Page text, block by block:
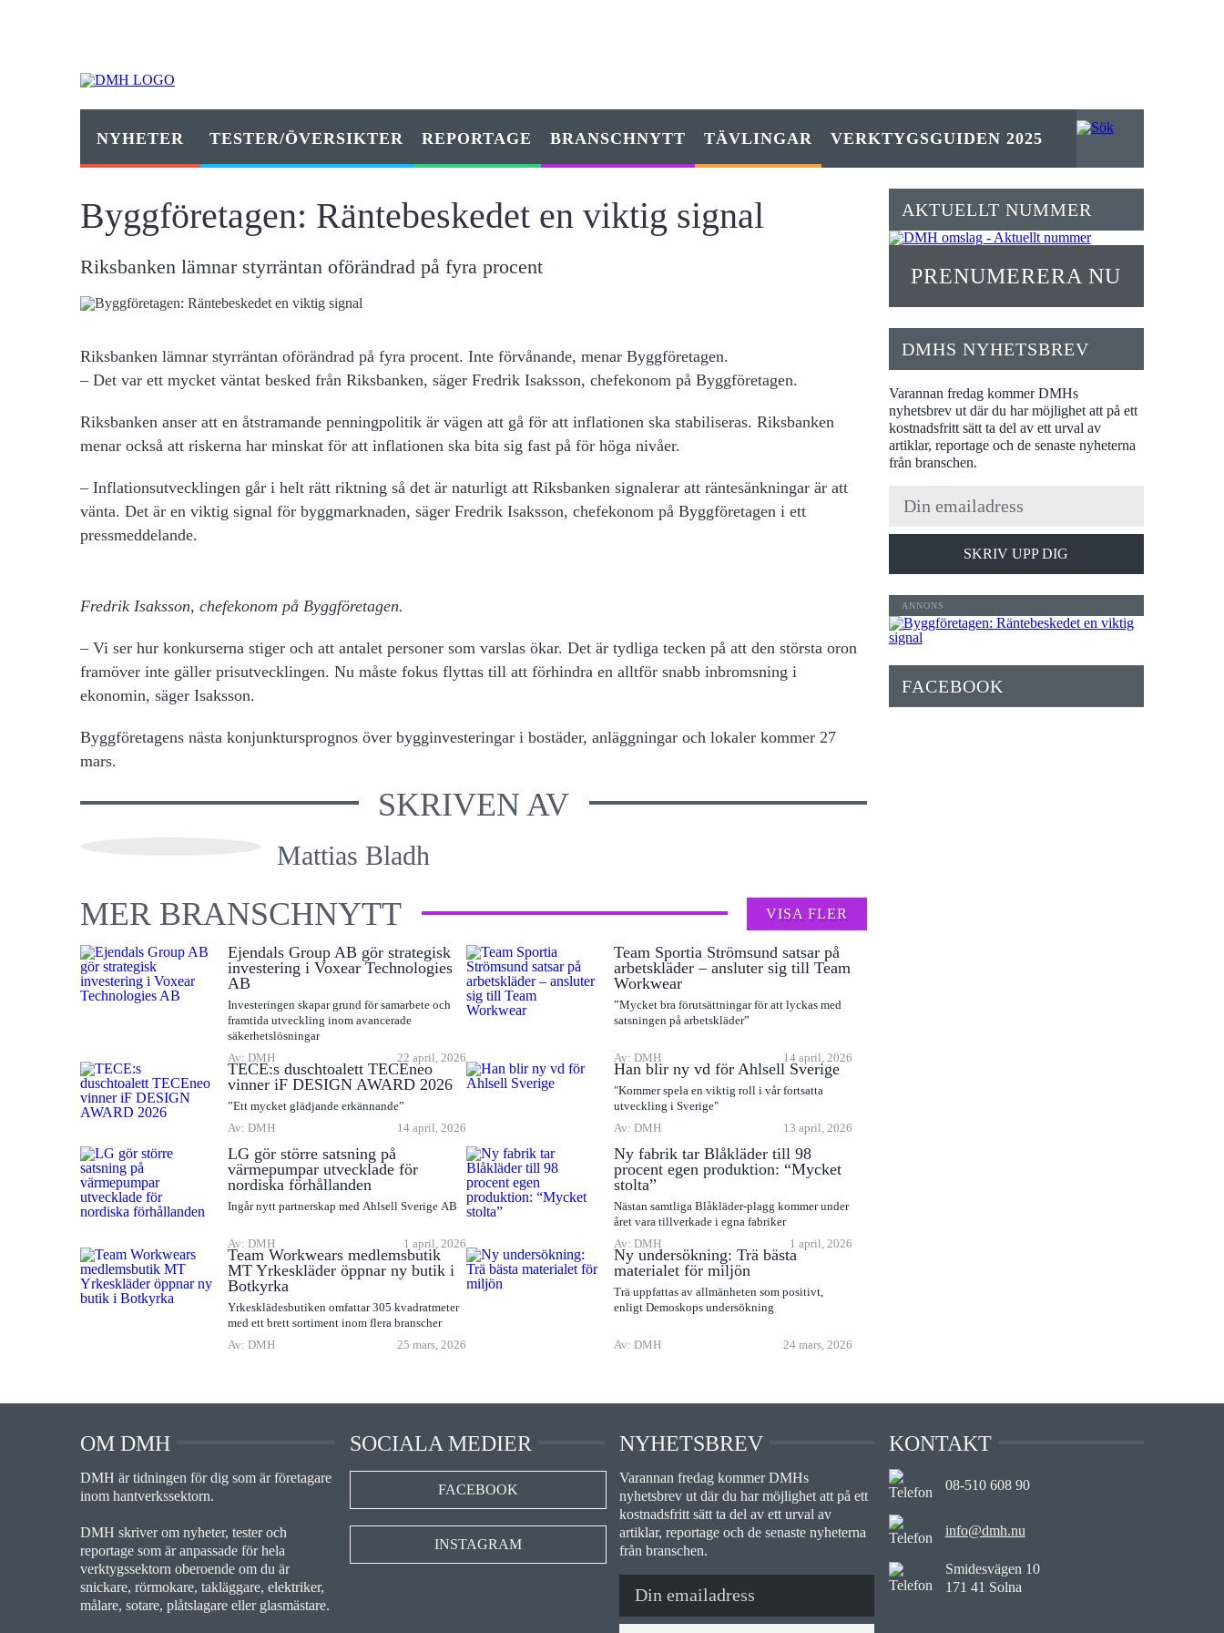
NYHETER TESTER/ÖVERSIKTER REPORTAGE BRANSCHNYTT TÄVLINGAR VERKTYGSGUIDEN 2025
Byggföretagen: Räntebeskedet en viktig signal
Riksbanken lämnar styrräntan oförändrad på fyra procent
Riksbanken lämnar styrräntan oförändrad på fyra procent. Inte förvånande, menar Byggföretagen.
– Det var ett mycket väntat besked från Riksbanken, säger Fredrik Isaksson, chefekonom på Byggföretagen.
Riksbanken anser att en åtstramande penningpolitik är vägen att gå för att inflationen ska stabiliseras. Riksbanken
menar också att riskerna har minskat för att inflationen ska bita sig fast på för höga nivåer.
– Inflationsutvecklingen går i helt rätt riktning så det är naturligt att Riksbanken signalerar att räntesänkningar är att
vänta. Det är en viktig signal för byggmarknaden, säger Fredrik Isaksson, chefekonom på Byggföretagen i ett
pressmeddelande.
Fredrik Isaksson, chefekonom på Byggföretagen.
– Vi ser hur konkurserna stiger och att antalet personer som varslas ökar. Det är tydliga tecken på att den största oron
framöver inte gäller prisutvecklingen. Nu måste fokus flyttas till att förhindra en alltför snabb inbromsning i
ekonomin, säger Isaksson.
Byggföretagens nästa konjunktursprognos över bygginvesteringar i bostäder, anläggningar och lokaler kommer 27
mars.
SKRIVEN AV
Mattias Bladh
MER BRANSCHNYTT VISA FLER
Ejendals Group AB gör strategisk
investering i Voxear Technologies
AB
Investeringen skapar grund för samarbete och
framtida utveckling inom avancerade
säkerhetslösningar
Av: DMH
22 april, 2026
Team Sportia Strömsund satsar på
arbetskläder – ansluter sig till Team
Workwear
”Mycket bra förutsättningar för att lyckas med
satsningen på arbetskläder”
Av: DMH 14 april, 2026
TECE:s duschtoalett TECEneo
vinner iF DESIGN AWARD 2026
”Ett mycket glädjande erkännande”
Av: DMH
14 april, 2026
Han blir ny vd för Ahlsell Sverige
"Kommer spela en viktig roll i vår fortsatta
utveckling i Sverige"
Av: DMH
13 april, 2026
LG gör större satsning på
värmepumpar utvecklade för
nordiska förhållanden
Ingår nytt partnerskap med Ahlsell Sverige AB
Av: DMH 1 april, 2026
Ny fabrik tar Blåkläder till 98
procent egen produktion: “Mycket
stolta”
Nästan samtliga Blåkläder-plagg kommer under
året vara tillverkade i egna fabriker
Av: DMH
1 april, 2026
Team Workwears medlemsbutik
MT Yrkeskläder öppnar ny butik i
Botkyrka
Yrkesklädesbutiken omfattar 305 kvadratmeter
med ett brett sortiment inom flera branscher
Av: DMH
25 mars, 2026
Ny undersökning: Trä bästa
materialet för miljön
Trä uppfattas av allmänheten som positivt,
enligt Demoskops undersökning
Av: DMH 24 mars, 2026
AKTUELLT NUMMER
PRENUMERERA NU
DMHS NYHETSBREV
Varannan fredag kommer DMHs
nyhetsbrev ut där du har möjlighet att på ett
kostnadsfritt sätt ta del av ett urval av
artiklar, reportage och de senaste nyheterna
från branschen.
SKRIV UPP DIG
FACEBOOK
OM DMH
DMH är tidningen för dig som är företagare
inom hantverkssektorn.
DMH skriver om nyheter, tester och
reportage som är anpassade för hela
verktygssektorn oberoende om du är
snickare, rörmokare, takläggare, elektriker,
målare, sotare, plåtslagare eller glasmästare.
SOCIALA MEDIER
FACEBOOK
INSTAGRAM
NYHETSBREV
Varannan fredag kommer DMHs
nyhetsbrev ut där du har möjlighet att på ett
kostnadsfritt sätt ta del av ett urval av
artiklar, reportage och de senaste nyheterna
från branschen.
KONTAKT
08-510 608 90
info@dmh.nu
Smidesvägen 10
171 41 Solna